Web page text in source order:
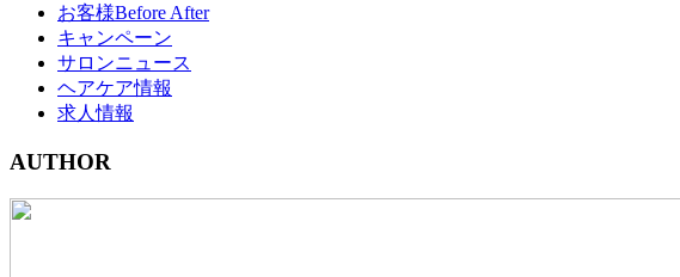
お客様Before After
キャンペーン
サロンニュース
ヘアケア情報
求人情報
AUTHOR